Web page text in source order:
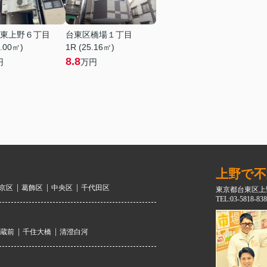
上野６丁目
㎡)
台東区橋場１丁目
1R (25.16㎡)
8.8万円
区 葛飾区 中央区 千代田区
蔵前 千住大橋 清澄白河
上野で
東京都台東区
TEL:03-5818-